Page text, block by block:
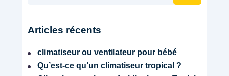
Articles récents
climatiseur ou ventilateur pour bébé
Qu’est-ce qu’un climatiseur tropical ?